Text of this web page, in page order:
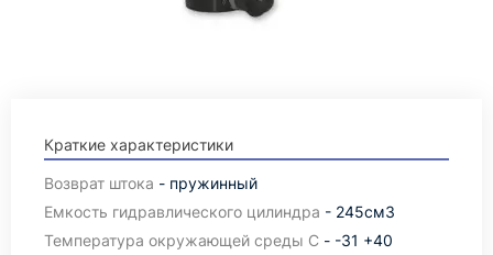
Краткие характеристики
Возврат штока - пружинный
Емкость гидравлического цилиндра - 245см3
Температура окружающей среды С - -31 +40